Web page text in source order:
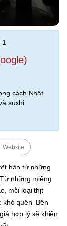
cách Nhật
sushi
Website
hảo từ những
những miếng
mỗi loại thịt
khó quên. Bên
hợp lý sẽ khiến